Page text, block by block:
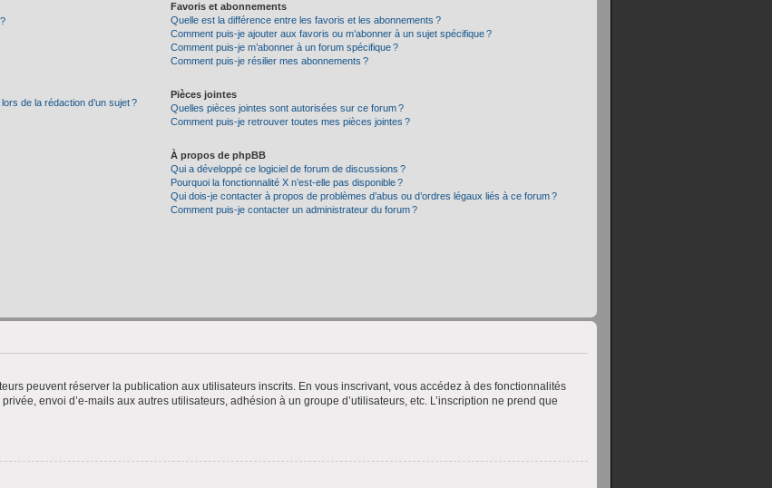
de la rédaction d’un sujet ?
Favoris et abonnements
Quelle est la différence entre les favoris et les abonnements ?
Comment puis-je ajouter aux favoris ou m’abonner à un sujet spécifique ?
Comment puis-je m’abonner à un forum spécifique ?
Comment puis-je résilier mes abonnements ?
Pièces jointes
Quelles pièces jointes sont autorisées sur ce forum ?
Comment puis-je retrouver toutes mes pièces jointes ?
À propos de phpBB
Qui a développé ce logiciel de forum de discussions ?
Pourquoi la fonctionnalité X n’est-elle pas disponible ?
Qui dois-je contacter à propos de problèmes d’abus ou d’ordres légaux liés à ce forum ?
Comment puis-je contacter un administrateur du forum ?
peuvent réserver la publication aux utilisateurs inscrits. En vous inscrivant, vous accédez à des fonctionnalités
envoi d’e-mails aux autres utilisateurs, adhésion à un groupe d’utilisateurs, etc. L’inscription ne prend que